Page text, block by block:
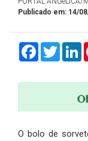
Publicado em: 14/
Facebook
O bolo de